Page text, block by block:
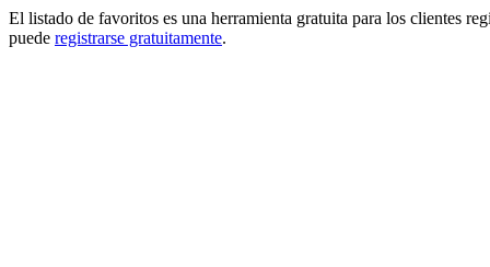
El listado de favoritos es una herramienta gratuita para los clientes
puede registrarse gratuitamente.